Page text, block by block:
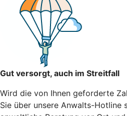
Gut versorgt, auch im Streitfall
Wird die von Ihnen geforderte
Sie über unsere Anwalts-Hotline